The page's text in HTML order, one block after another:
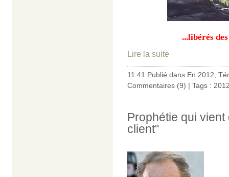
...libérés
Lire la suite
11:41 Publié dans En 2012,
Commentaires (9) | Tags :
Prophétie qui
client"